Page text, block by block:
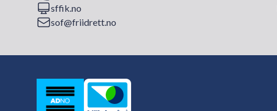
sffik.no
sof@friidrett.no